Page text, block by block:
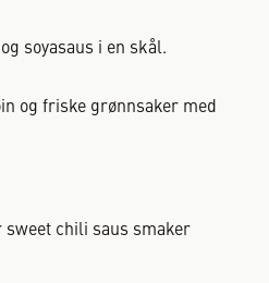
soyasaus i en skål.
og friske grønnsaker med
sweet chili saus smaker